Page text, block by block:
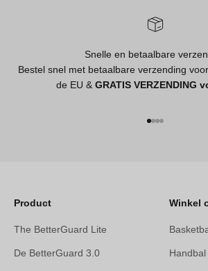
Snelle en betaalbare
Bestel snel met betaalbare verzending
de EU & GRATIS VERZENDING
Product
The BetterGuard Lite
De BetterGuard 3.0
Winkel
Handbal